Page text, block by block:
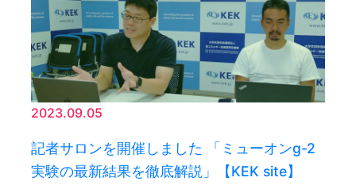
2023.09.05
記者サロンを開催しました 「ミューオンg-2
実験の最新結果を徹底解説」【KEK site】